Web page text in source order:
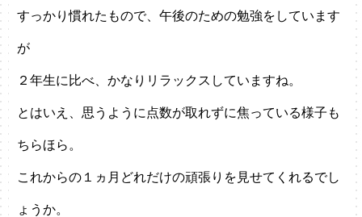
すっかり慣れたもので、午後のための勉強をしています
が
２年生に比べ、かなりリラックスしていますね。
とはいえ、思うように点数が取れずに焦っている様子も
ちらほら。
これからの１ヵ月どれだけの頑張りを見せてくれるでし
ょうか。